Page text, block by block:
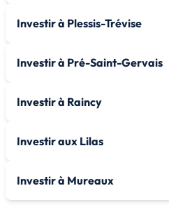
Investir à Plessis-Trévise
Investir à Pré-Saint-Gervais
Investir à Raincy
Investir aux Lilas
Investir à Mureaux